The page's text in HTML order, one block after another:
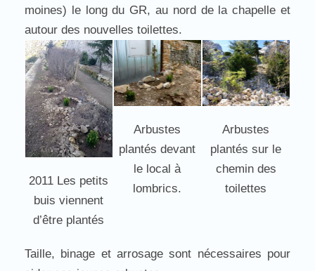
moines) le long du GR, au nord de la chapelle et
autour des nouvelles toilettes.
2011 Les petits
buis viennent
d’être plantés
Arbustes
plantés devant
le local à
lombrics.
Arbustes
plantés sur le
chemin des
toilettes
Taille, binage et arrosage sont nécessaires pour